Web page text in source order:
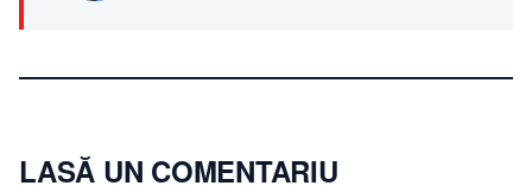
LASĂ UN COMENTARIU